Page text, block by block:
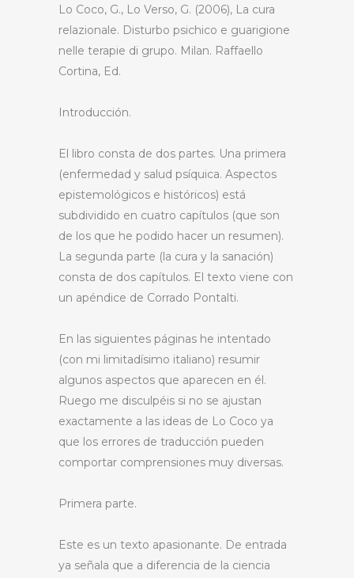
Lo Coco, G., Lo Verso, G. (2006), La cura
relazionale. Disturbo psichico e guarigione
nelle terapie di grupo. Milan. Raffaello
Cortina, Ed.
Introducción.
El libro consta de dos partes. Una primera
(enfermedad y salud psíquica. Aspectos
epistemológicos e históricos) está
subdividido en cuatro capítulos (que son
de los que he podido hacer un resumen).
La segunda parte (la cura y la sanación)
consta de dos capítulos. El texto viene con
un apéndice de Corrado Pontalti.
En las siguientes páginas he intentado
(con mi limitadísimo italiano) resumir
algunos aspectos que aparecen en él.
Ruego me disculpéis si no se ajustan
exactamente a las ideas de Lo Coco ya
que los errores de traducción pueden
comportar comprensiones muy diversas.
Primera parte.
Este es un texto apasionante. De entrada
ya señala que a diferencia de la ciencia